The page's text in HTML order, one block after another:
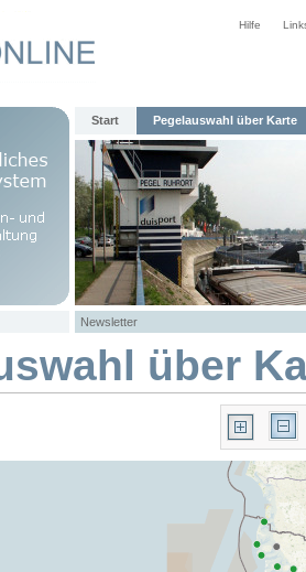
Hilfe
Start Pegelauswahl über Karte
Newsletter
über